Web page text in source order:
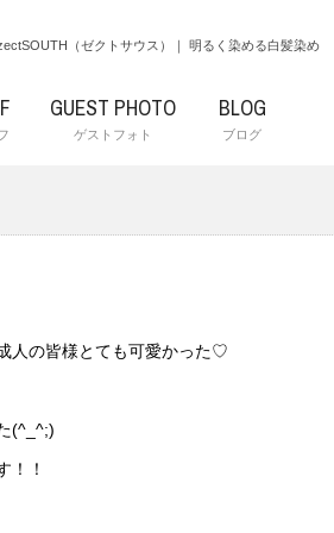
（ゼクトサウス）｜ 明るく染める白髪染め
GUEST PHOTO
ゲストフォト
BLOG
ブログ
人の皆様とても可愛かった♡
(^_^;)
！！